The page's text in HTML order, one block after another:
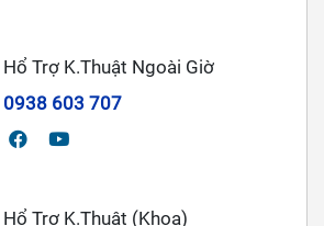
Hổ Trợ K.Thuật Ngoài Giờ
0938 603 707
Hổ Trợ K.Thuật (Khoa)